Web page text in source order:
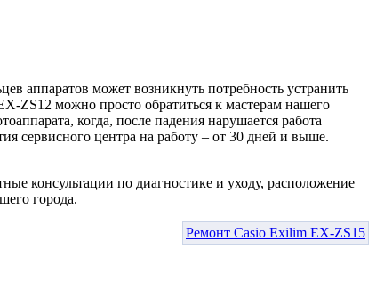
аппаратов может возникнуть потребность устранить
ZS12 можно просто обратиться к мастерам нашего
когда, после падения нарушается работа
сервисного центра на работу – от 30 дней и выше.
консультации по диагностике и уходу, расположение
города.
Ремонт Casio Exilim EX-ZS15